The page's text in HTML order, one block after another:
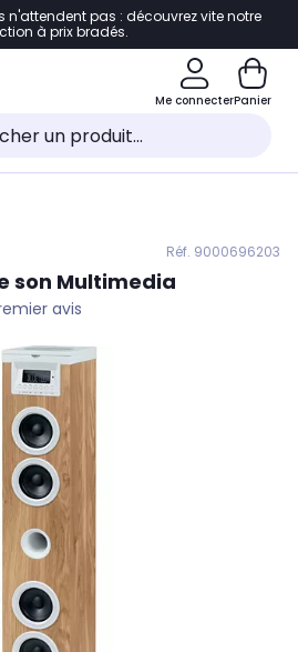
à la navigation
pied de page
chatbot
n'attendent pas : découvrez vite notre
à prix bradés.
Me connecterPanier
Réf. 9000696203
son Multimedia
avis